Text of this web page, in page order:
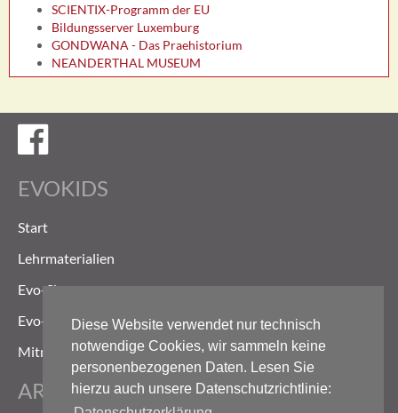
Diese Website verwendet nur technisch
notwendige Cookies, wir sammeln keine
personenbezogenen Daten. Lesen Sie
hierzu auch unsere Datenschutzrichtlinie:
SCIENTIX-Programm der EU
Bildungsserver Luxemburg
GONDWANA - Das Praehistorium
NEANDERTHAL MUSEUM
EVOKIDS
Start
Lehrmaterialien
Evo-Shop
Evo-Weg
Mitmachen
ARCHIV